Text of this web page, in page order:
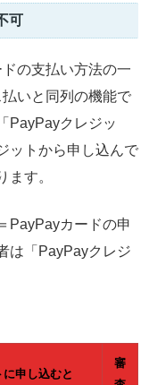
可
の支払い方法の一
いと同列の機能で
PayPayクレジッ
ットから申し込んで
ます。
PayPayカードの申
は「PayPayクレジ
申し込むと
審